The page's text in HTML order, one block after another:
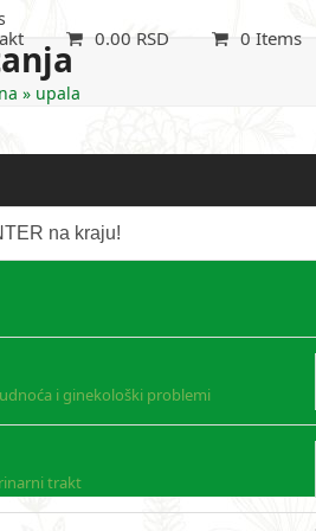
0.00 RSD 0 Items
» upala
i ginekološki problemi
trakt